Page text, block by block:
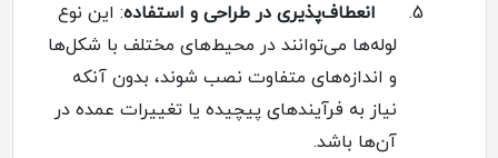
5.
انعطاف‌پذیری در طراحی و استفاده: این نوع
لوله‌ها می‌توانند در محیط‌های مختلف با شکل‌ها
و اندازه‌های متفاوت نصب شوند، بدون آنکه
نیاز به فرآیندهای پیچیده یا تغییرات عمده در
آن‌ها باشد.